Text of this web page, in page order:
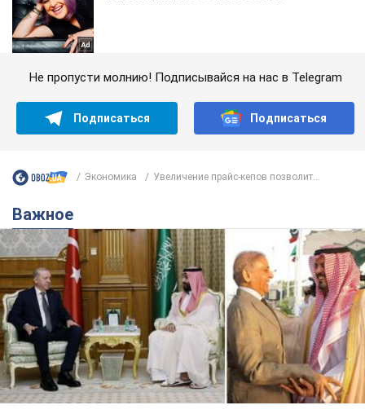
Не пропусти молнию! Подписывайся на нас в Telegram
Подписаться Подписаться
Экономика Увеличение прайс-кепов позволит...
Важное